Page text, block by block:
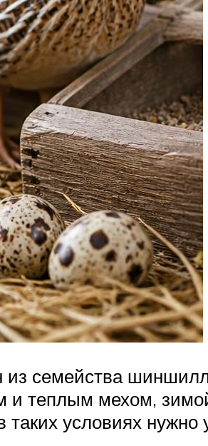
семейства
и теплым мехом,
условиях нужно